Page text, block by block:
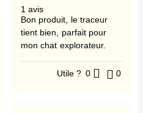
1 avis
Bon produit, le traceur
tient bien, parfait pour
mon chat explorateur.
Utile ? 0 0